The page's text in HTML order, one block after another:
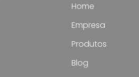
Home
Empresa
Produtos
Blog